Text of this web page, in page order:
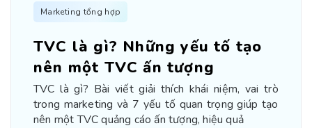
Marketing tổng hợp
TVC là gì? Những yếu tố tạo
nên một TVC ấn tượng
TVC là gì? Bài viết giải thích khái niệm, vai trò
trong marketing và 7 yếu tố quan trọng giúp tạo
nên một TVC quảng cáo ấn tượng, hiệu quả